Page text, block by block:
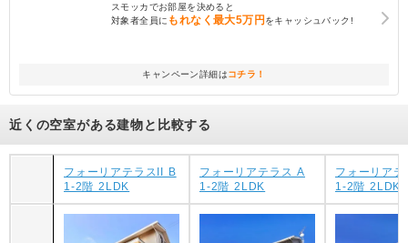
スモッカでお部屋を決めると
対象者全員に もれなく最大5万円をキャッシュバック!
キャンペーン詳細はコチラ！
近くの空室がある建物と比較する
フォーリアテラスII B
1-2階 2LDK
フォーリアテラス A
1-2階 2LDK
フォーリア
1-2階 2LDK